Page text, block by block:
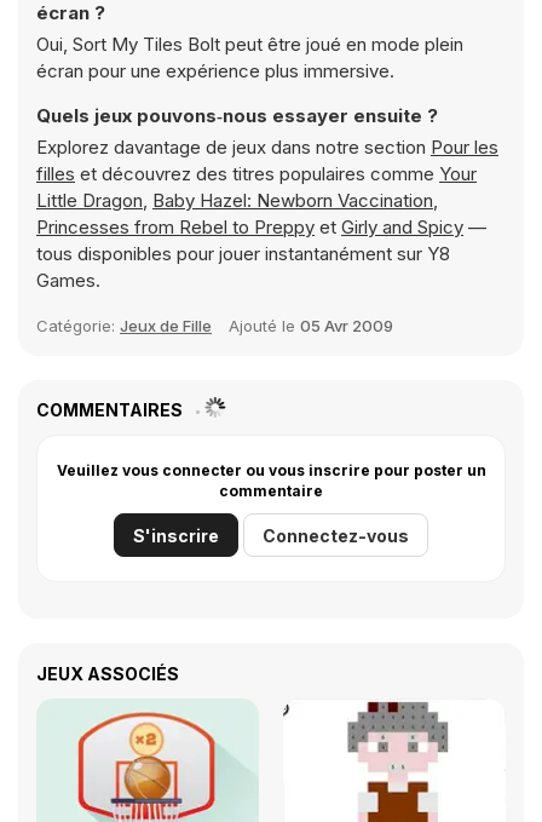
écran ?
Oui, Sort My Tiles Bolt peut être joué en mode plein
écran pour une expérience plus immersive.
Quels jeux pouvons‑nous essayer ensuite ?
Explorez davantage de jeux dans notre section Pour les
filles et découvrez des titres populaires comme Your
Little Dragon, Baby Hazel: Newborn Vaccination,
Princesses from Rebel to Preppy et Girly and Spicy —
tous disponibles pour jouer instantanément sur Y8
Games.
Catégorie: Jeux de Fille Ajouté le 05 Avr 2009
COMMENTAIRES
Veuillez vous connecter ou vous inscrire pour poster un
commentaire
S'inscrire Connectez-vous
JEUX ASSOCIÉS